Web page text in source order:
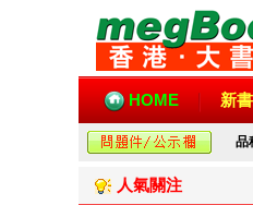
HOME 新
品
人氣關注